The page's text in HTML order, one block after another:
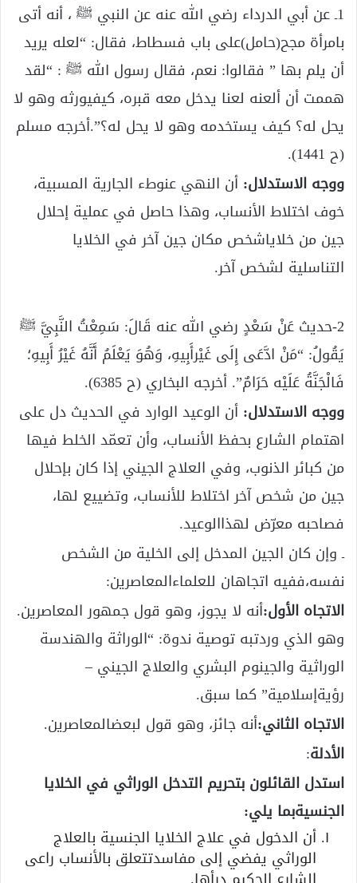
1ـ عن أبي الدرداء رضي الله عنه عن النبي ﷺ ، أنه أتى
بامرأة مجح(حامل)على باب فسطاط، فقال: “لعله يريد
أن يلم بها ” فقالوا: نعم، فقال رسول الله ﷺ : “لقد
هممت أن ألعنه لعنا يدخل معه قبره، كيفيورثه وهو لا
يحل له؟ كيف يستخدمه وهو لا يحل له؟”.أخرجه مسلم
(ح 1441).
ووجه الاستدلال: أن النهي عنوطء الجارية المسبية،
خوف اختلاط الأنساب، وهذا حاصل في عملية إحلال
جين من خلاياشخص مكان جين آخر في الخلايا
التناسلية لشخص آخر.
2-حديث عَنْ سَعْدٍ رضي الله عنه قَالَ: سَمِعْتُ النَّبِيَّ ﷺ
يَقُولُ: “مَنْ ادَّعَى إِلَى غَيْرأَبِيهِ، وَهُوَ يَعْلَمُ أَنَّهُ غَيْرُ أَبِيهِ؛
فَالْجَنَّةُ عَلَيْه حَرَامٌ”. أخرجه البخاري (ح 6385).
ووجه الاستدلال: أن الوعيد الوارد في الحديث دل على
اهتمام الشارع بحفظ الأنساب، وأن تعمّد الخلط فيها
من كبائر الذنوب، وفي العلاج الجيني إذا كان بإحلال
جين من شخص آخر اختلاط للأنساب، وتضييع لها،
فصاحبه معرّض لهذاالوعيد.
ـ وإن كان الجين المدخل إلى الخلية من الشخص
نفسه،ففيه اتجاهان للعلماءالمعاصرين:
الاتجاه الأول:أنه لا يجوز، وهو قول جمهور المعاصرين.
وهو الذي وردتبه توصية ندوة: “الوراثة والهندسة
الوراثية والجينوم البشري والعلاج الجيني –
رؤيةإسلامية” كما سبق.
الاتجاه الثاني:أنه جائز، وهو قول لبعضالمعاصرين.
الأدلة:
استدل القائلون بتحريم التدخل الوراثي في الخلايا
الجنسيةبما يلي:
أن الدخول في علاج الخلايا الجنسية بالعلاج
الوراثي يفضي إلى مفاسدتتعلق بالأنساب راعى